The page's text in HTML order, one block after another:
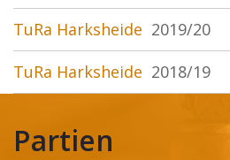
TuRa Harksheide 2019/20
TuRa Harksheide 2018/19
Partien